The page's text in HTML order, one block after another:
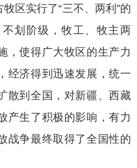
牧区实行了“三不、两利”的
划阶级，牧工、牧主两
，使得广大牧区的生产力
经济得到迅速发展，统一
散到全国，对新疆、西藏
产生了积极的影响，有力
战争最终取得了全国性的